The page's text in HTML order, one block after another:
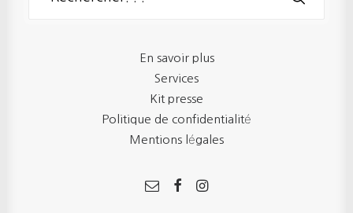
En savoir plus
Services
Kit presse
Politique de confidentialité
Mentions légales